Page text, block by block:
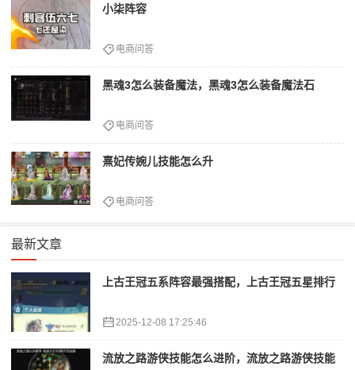
小柒阵容
电商问答
黑魂3怎么装备魔法，黑魂3怎么装备魔法石
电商问答
熹妃传婉儿技能怎么升
电商问答
最新文章
上古王冠五系阵容最强搭配，上古王冠五星排行
2025-12-08 17:25:46
流放之路游侠技能怎么进阶，流放之路游侠技能